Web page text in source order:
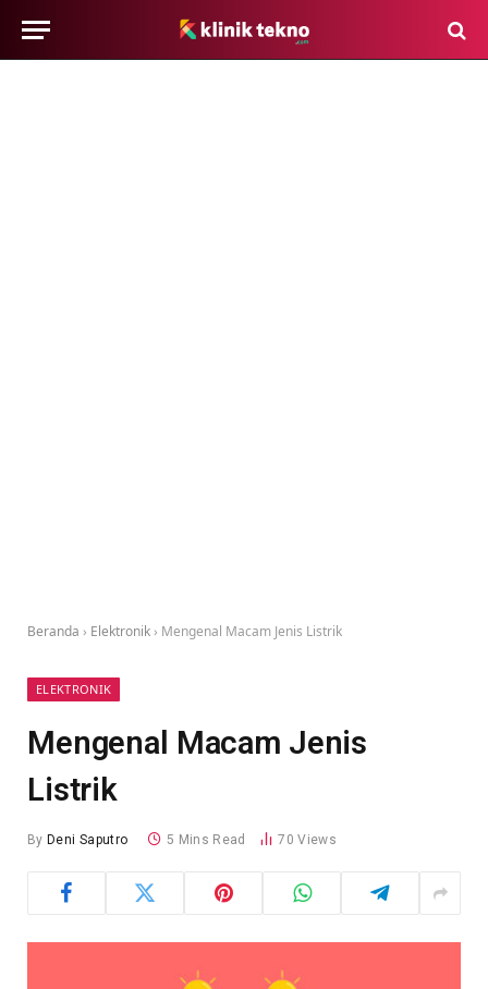
Beranda › Elektronik › Mengenal Macam Jenis Listrik
ELEKTRONIK
Mengenal Macam Jenis
Listrik
By Deni Saputro 5 Mins Read 70Views